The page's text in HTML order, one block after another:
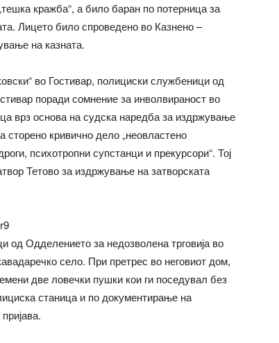
кражба“, а било баран по потерница за
Лицето било спроведено во Казнено –
на казната.
во Гостивар, полициски службеници од
поради сомнение за инволвираност во
врз основа на судска наредба за издржување
сторено кривично дело „неовластено
психотропни супстанци и прекурсори“. Тој
Тетово за издржување на затворската
од Одделението за недозволена трговија во
село. При претрес во неговиот дом,
две ловечки пушки кои ги поседувал без
станица и по документирање на